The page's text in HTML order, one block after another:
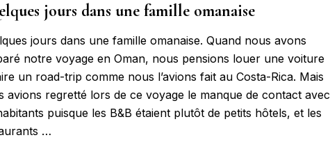
jours dans une famille omanaise
jours dans une famille omanaise. Quand nous avons
notre voyage en Oman, nous pensions louer une voiture
un road-trip comme nous l’avions fait au Costa-Rica. Mais
avions regretté lors de ce voyage le manque de contact avec
puisque les B&B étaient plutôt de petits hôtels, et les
…